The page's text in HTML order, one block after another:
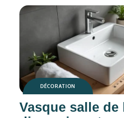
DÉCORATION
Vasque salle de